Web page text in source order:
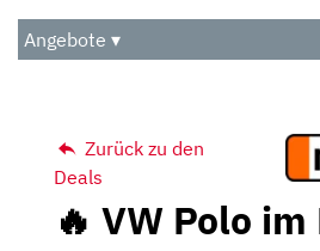
Audio
Das Beste
Angebote ▾
Zurück zu den
Deals
🔥 VW Polo